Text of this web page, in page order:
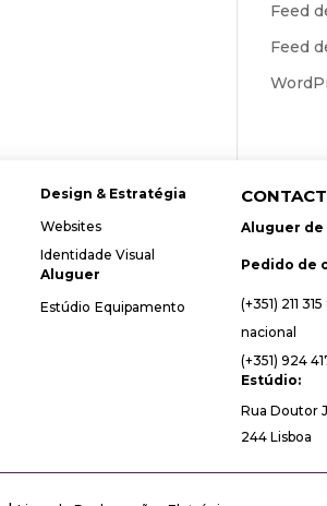
Feed
Feed
Design & Estratégia
Websites
Identidade Visual
Aluguer
Estúdio Equipamento
Aluguer de
Pedido de
(+351) 211
nacional
(+351) 924
Estúdio:
Rua Doutor
244 Lisboa